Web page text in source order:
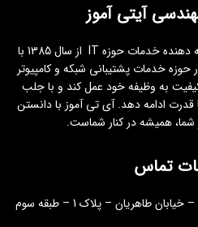
آیتی آموز
گروه فنی و مهندسی ایتی اموز ارئه دهنده خدمات حوزه IT از سال 1385 با
حوزه خدمات پشتیبانی شبکه و کامپیوتر
به وظیفه خود عمل کند و با جلب
قدرت ادامه دهد. آی تی آموز با دانستن
همیشه در کنار شماست.
تماس
طاهریان – پلاک 1 – طبقه سوم